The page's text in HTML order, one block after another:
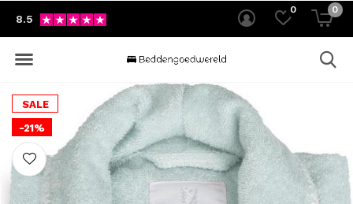
0 0
8.5
SALE
-21%